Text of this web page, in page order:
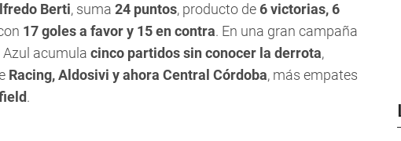
Berti, suma 24 puntos, producto de 6 victorias, 6
17 goles a favor y 15 en contra. En una gran campaña
Azul acumula cinco partidos sin conocer la derrota,
Racing, Aldosivi y ahora Central Córdoba, más empates
.